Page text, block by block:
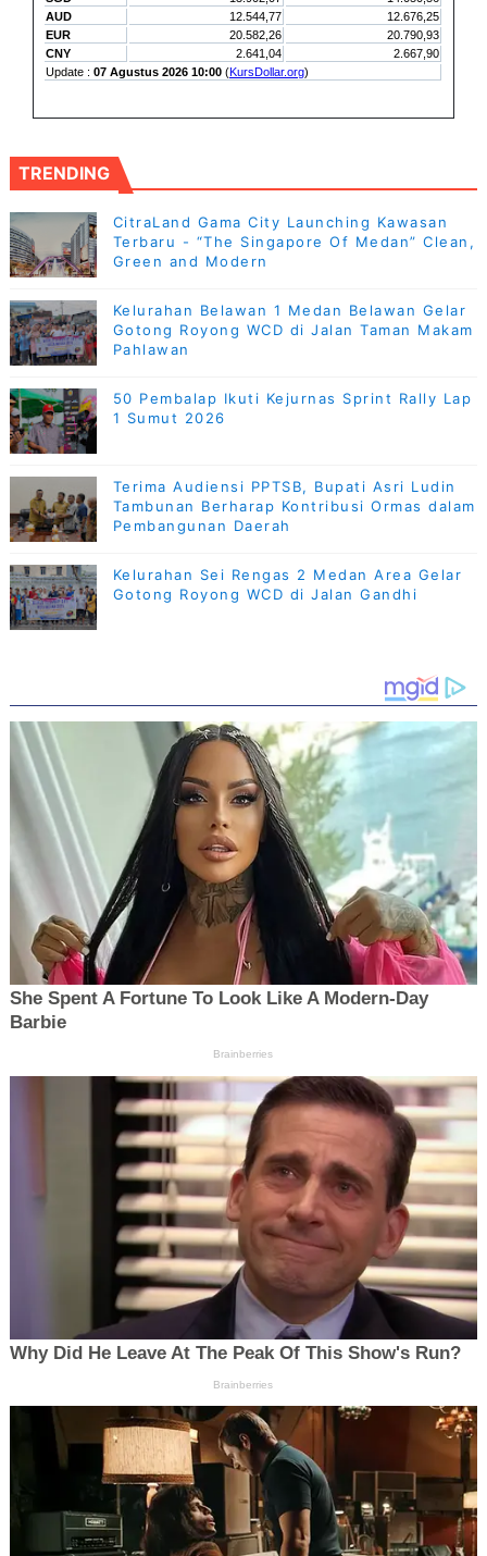
TRENDING
CitraLand Gama City Launching Kawasan
Terbaru - “The Singapore Of Medan” Clean,
Green and Modern
Kelurahan Belawan 1 Medan Belawan Gelar
Gotong Royong WCD di Jalan Taman Makam
Pahlawan
50 Pembalap Ikuti Kejurnas Sprint Rally Lap
1 Sumut 2026
Terima Audiensi PPTSB, Bupati Asri Ludin
Tambunan Berharap Kontribusi Ormas dalam
Pembangunan Daerah
Kelurahan Sei Rengas 2 Medan Area Gelar
Gotong Royong WCD di Jalan Gandhi